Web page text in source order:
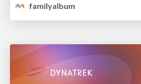
familyalbum